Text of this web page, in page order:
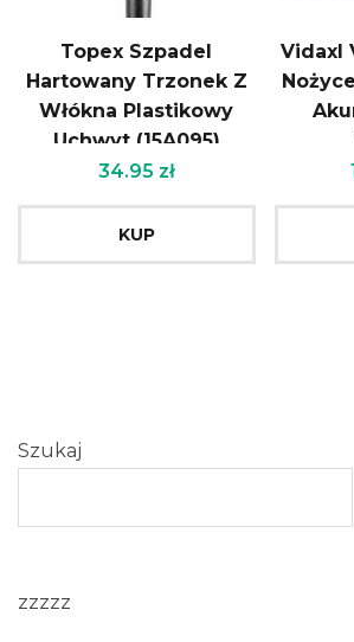
Topex Szpadel
Hartowany Trzonek Z
Włókna Plastikowy
Uchwyt (15A095)
34.95 zł
KUP
Vidaxl
Szukaj
zzzzz